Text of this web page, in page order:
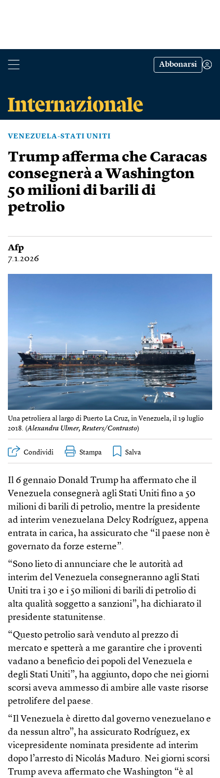
Abbonarsi
VENEZUELA-STATI UNITI
Trump afferma che Caracas
consegnerà a Washington
50 milioni di barili di
petrolio
Afp
7.1.2026
Una petroliera al largo di Puerto La Cruz, in Venezuela, il 19 luglio
2018. (Alexandra Ulmer, Reuters/Contrasto)
Condividi Stampa
Il 6 gennaio Donald Trump ha affermato che il
Venezuela consegnerà agli Stati Uniti fino a 50
milioni di barili di petrolio, mentre la presidente
ad interim venezuelana Delcy Rodríguez, appena
entrata in carica, ha assicurato che “il paese non è
governato da forze esterne”.
“Sono lieto di annunciare che le autorità ad
interim del Venezuela consegneranno agli Stati
Uniti tra i 30 e i 50 milioni di barili di petrolio di
alta qualità soggetto a sanzioni”, ha dichiarato il
presidente statunitense.
“Questo petrolio sarà venduto al prezzo di
mercato e spetterà a me garantire che i proventi
vadano a beneficio dei popoli del Venezuela e
degli Stati Uniti”, ha aggiunto, dopo che nei giorni
scorsi aveva ammesso di ambire alle vaste risorse
petrolifere del paese.
“Il Venezuela è diretto dal governo venezuelano e
da nessun altro”, ha assicurato Rodríguez, ex
vicepresidente nominata presidente ad interim
dopo l’arresto di Nicolás Maduro. Nei giorni scorsi
Trump aveva affermato che Washington “è al